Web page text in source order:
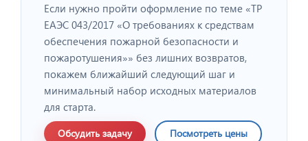
Если нужно пройти оформление по теме «ТР
ЕАЭС 043/2017 «О требованиях к средствам
обеспечения пожарной безопасности и
пожаротушения»» без лишних возвратов,
покажем ближайший следующий шаг и
минимальный набор исходных материалов
для старта.
Обсудить задачу Посмотреть цены